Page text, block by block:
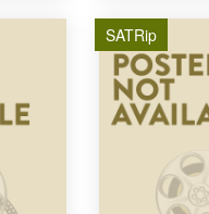
SATRip